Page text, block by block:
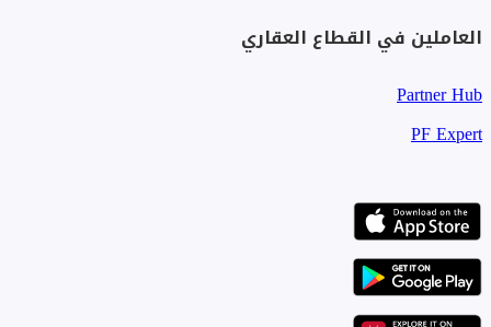
العاملين في القطاع العقاري
Partner Hub
PF Expert